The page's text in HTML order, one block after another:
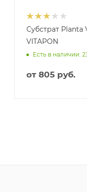
Субстрат Planta
VITAPON
Есть в наличии:
от 805 руб.